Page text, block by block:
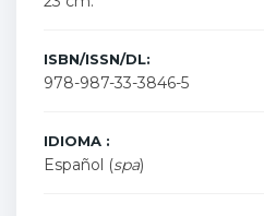
ISBN/ISSN/DL:
978-987-33-3846-5
IDIOMA :
Español (spa)